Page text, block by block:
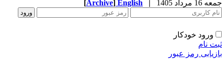
مرداد 1405 |
English
[Archive]
ورود خودکار
نام
رمز عبور